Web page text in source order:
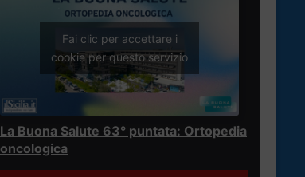
Fai clic per accettare i
cookie per questo servizio
La Buona Salute 63° puntata: Ortopedia
oncologica